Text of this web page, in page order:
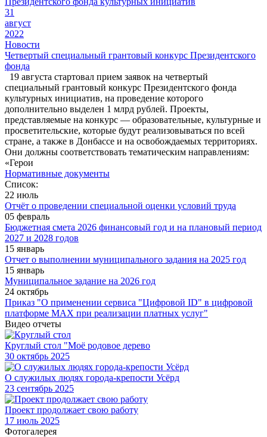
31
август
2022
Новости
Четвертый специальный грантовый конкурс Президентского
фонда
19 августа стартовал прием заявок на четвертый
специальный грантовый конкурс Президентского фонда
культурных инициатив, на проведение которого
дополнительно выделен 1 млрд рублей. Проекты,
представляемые на конкурс — образовательные, культурные и
просветительские, которые будут реализовываться по всей
стране, а также в Донбассе и на освобождаемых территориях.
Они должны соответствовать тематическим направлениям:
«Герои
Нормативные документы
Список:
22 июль
Отчёт о проведении специальной оценки условий труда
05 февраль
Бюджетная смета 2026 финансовый год и на плановый период
2027 и 2028 годов
15 январь
Отчет о выполнении муниципального задания на 2025 год
15 январь
Муниципальное задание на 2026 год
24 октябрь
Приказ "О применении сервиса "Цифровой ID" в цифровой
платформе МАХ при реализации платных услуг"
Видео отчеты
Круглый стол "Моё родовое дерево
30 октябрь 2025
О служилых людях города-крепости Усёрд
23 сентябрь 2025
Проект продолжает свою работу
17 июль 2025
Фотогалерея